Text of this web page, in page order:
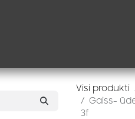
Visi produkti
Gaiss-
3f